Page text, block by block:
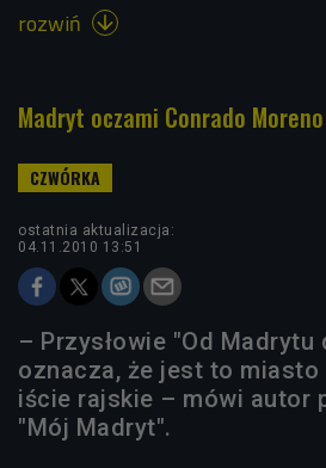
rozwiń 
Madryt oczami Conrado Moreno
ostatnia aktualizacja:
04.11.2010 13:51
– Przysłowie "Od Madrytu
oznacza, że jest to miasto
iście rajskie – mówi autor
"Mój Madryt".